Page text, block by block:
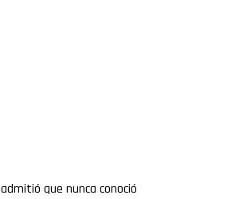
admitió que nunca conoció